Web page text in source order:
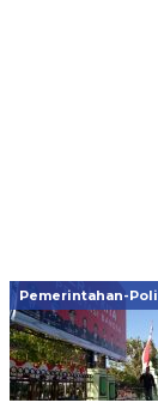
Pemerintahan-